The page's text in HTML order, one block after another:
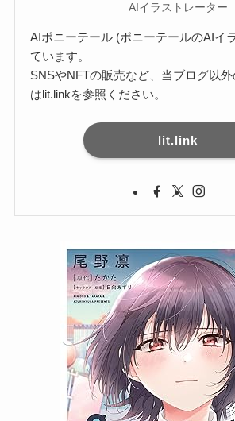
AIイラストレーター
AIポニーテール (ポニーテールのAIイ
ています。
SNSやNFTの販売など、当ブログ以
はlit.linkを参照ください。
lit.link